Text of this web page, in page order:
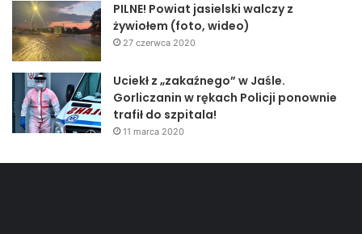
PILNE! Powiat jasielski walczy z
żywiołem (foto, wideo)
27 czerwca 2020
Uciekł z „zakaźnego” w Jaśle.
Gorliczanin w rękach Policji ponownie
trafił do szpitala!
11 marca 2020